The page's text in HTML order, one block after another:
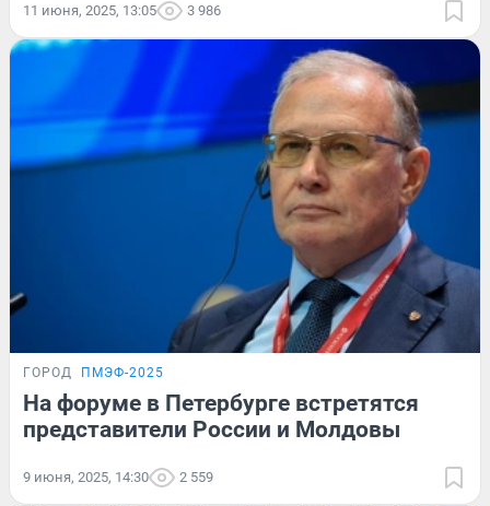
11 июня, 2025, 13:05 3 986
ГОРОД ПМЭФ-2025
На форуме в Петербурге встретятся
представители России и Молдовы
9 июня, 2025, 14:30 2 559